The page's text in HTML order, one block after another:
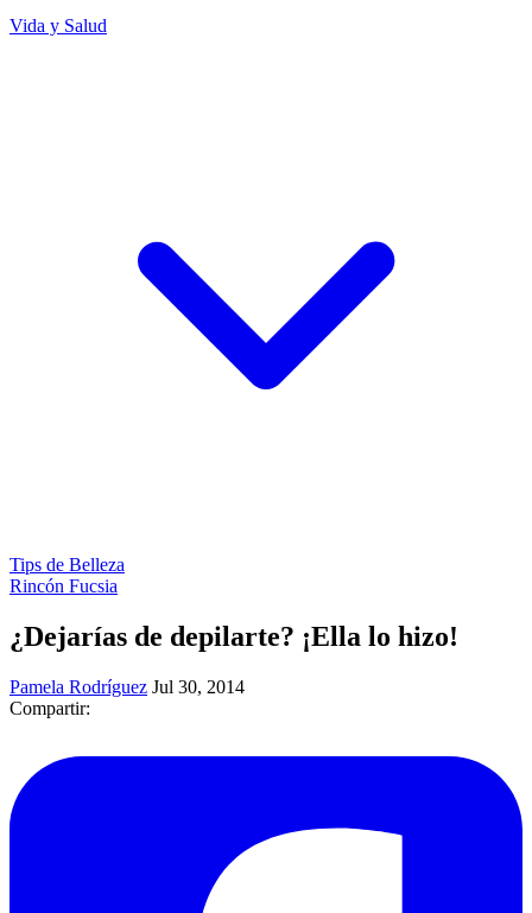
Vida y Salud
Tips de Belleza
Rincón Fucsia
¿Dejarías de depilarte? ¡Ella lo hizo!
Pamela Rodríguez Jul 30, 2014
Compartir: